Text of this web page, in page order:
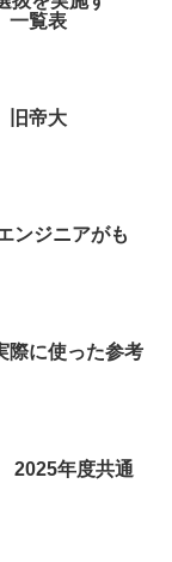
覧表
帝大
ンジニアがも
に使った参考
2025年度共通